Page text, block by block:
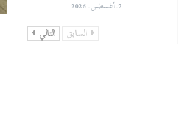
7-أغسطس- 2026
السابق التالي